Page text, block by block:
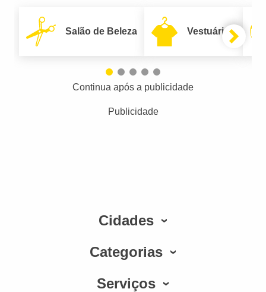
Salão de Beleza Vestuário
Continua após a publicidade
Publicidade
Cidades
Categorias
Serviços